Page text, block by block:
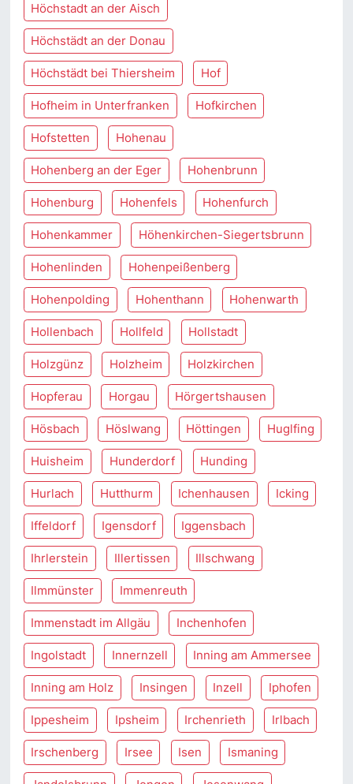
Höchstadt an der Aisch
Höchstädt an der Donau
Höchstädt bei Thiersheim Hof
Hofheim in Unterfranken Hofkirchen
Hofstetten Hohenau
Hohenberg an der Eger Hohenbrunn
Hohenburg Hohenfels Hohenfurch
Hohenkammer Höhenkirchen-Siegertsbrunn
Hohenlinden Hohenpeißenberg
Hohenpolding Hohenthann Hohenwarth
Hollenbach Hollfeld Hollstadt
Holzgünz Holzheim Holzkirchen
Hopferau Horgau Hörgertshausen
Hösbach Höslwang Höttingen Huglfing
Huisheim Hunderdorf Hunding
Hurlach Hutthurm Ichenhausen Icking
Iffeldorf Igensdorf Iggensbach
Ihrlerstein Illertissen Illschwang
Ilmmünster Immenreuth
Immenstadt im Allgäu Inchenhofen
Ingolstadt Innernzell Inning am Ammersee
Inning am Holz Insingen Inzell Iphofen
Ippesheim Ipsheim Irchenrieth Irlbach
Irschenberg Irsee Isen Ismaning